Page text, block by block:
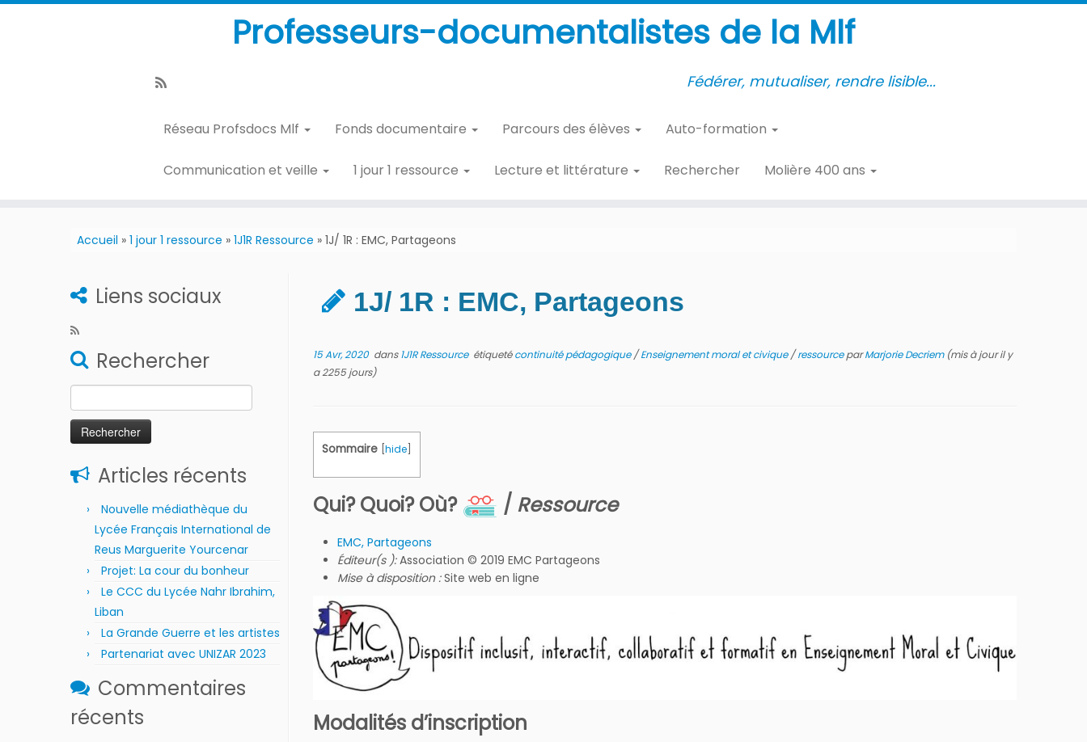
Professeurs-documentalistes de la Mlf
Fédérer, mutualiser, rendre lisible...
Réseau Profsdocs Mlf Fonds documentaire Parcours des élèves Auto-formation
Communication et veille 1 jour 1 ressource Lecture et littérature Rechercher Molière 400 ans
Accueil » 1 jour 1 ressource » 1J1R Ressource » 1J/ 1R : EMC, Partageons
Liens sociaux
Rechercher
Articles récents
Nouvelle médiathèque du
Lycée Français International de
Reus Marguerite Yourcenar
Projet: La cour du bonheur
Le CCC du Lycée Nahr Ibrahim,
Liban
La Grande Guerre et les artistes
Partenariat avec UNIZAR 2023
Commentaires
récents
1J/ 1R : EMC, Partageons
15 Avr, 2020dans1J1R Ressource étiquetécontinuité pédagogique/Enseignement moral et civique/ressourceparMarjorie Decriem(mis à jour il y
a 2255 jours)
Sommaire hide
Qui? Quoi? Où? / Ressource
EMC, Partageons
Éditeur(s ):Association © 2019 EMC Partageons
Mise à disposition :Site web en ligne
Modalités d’inscription